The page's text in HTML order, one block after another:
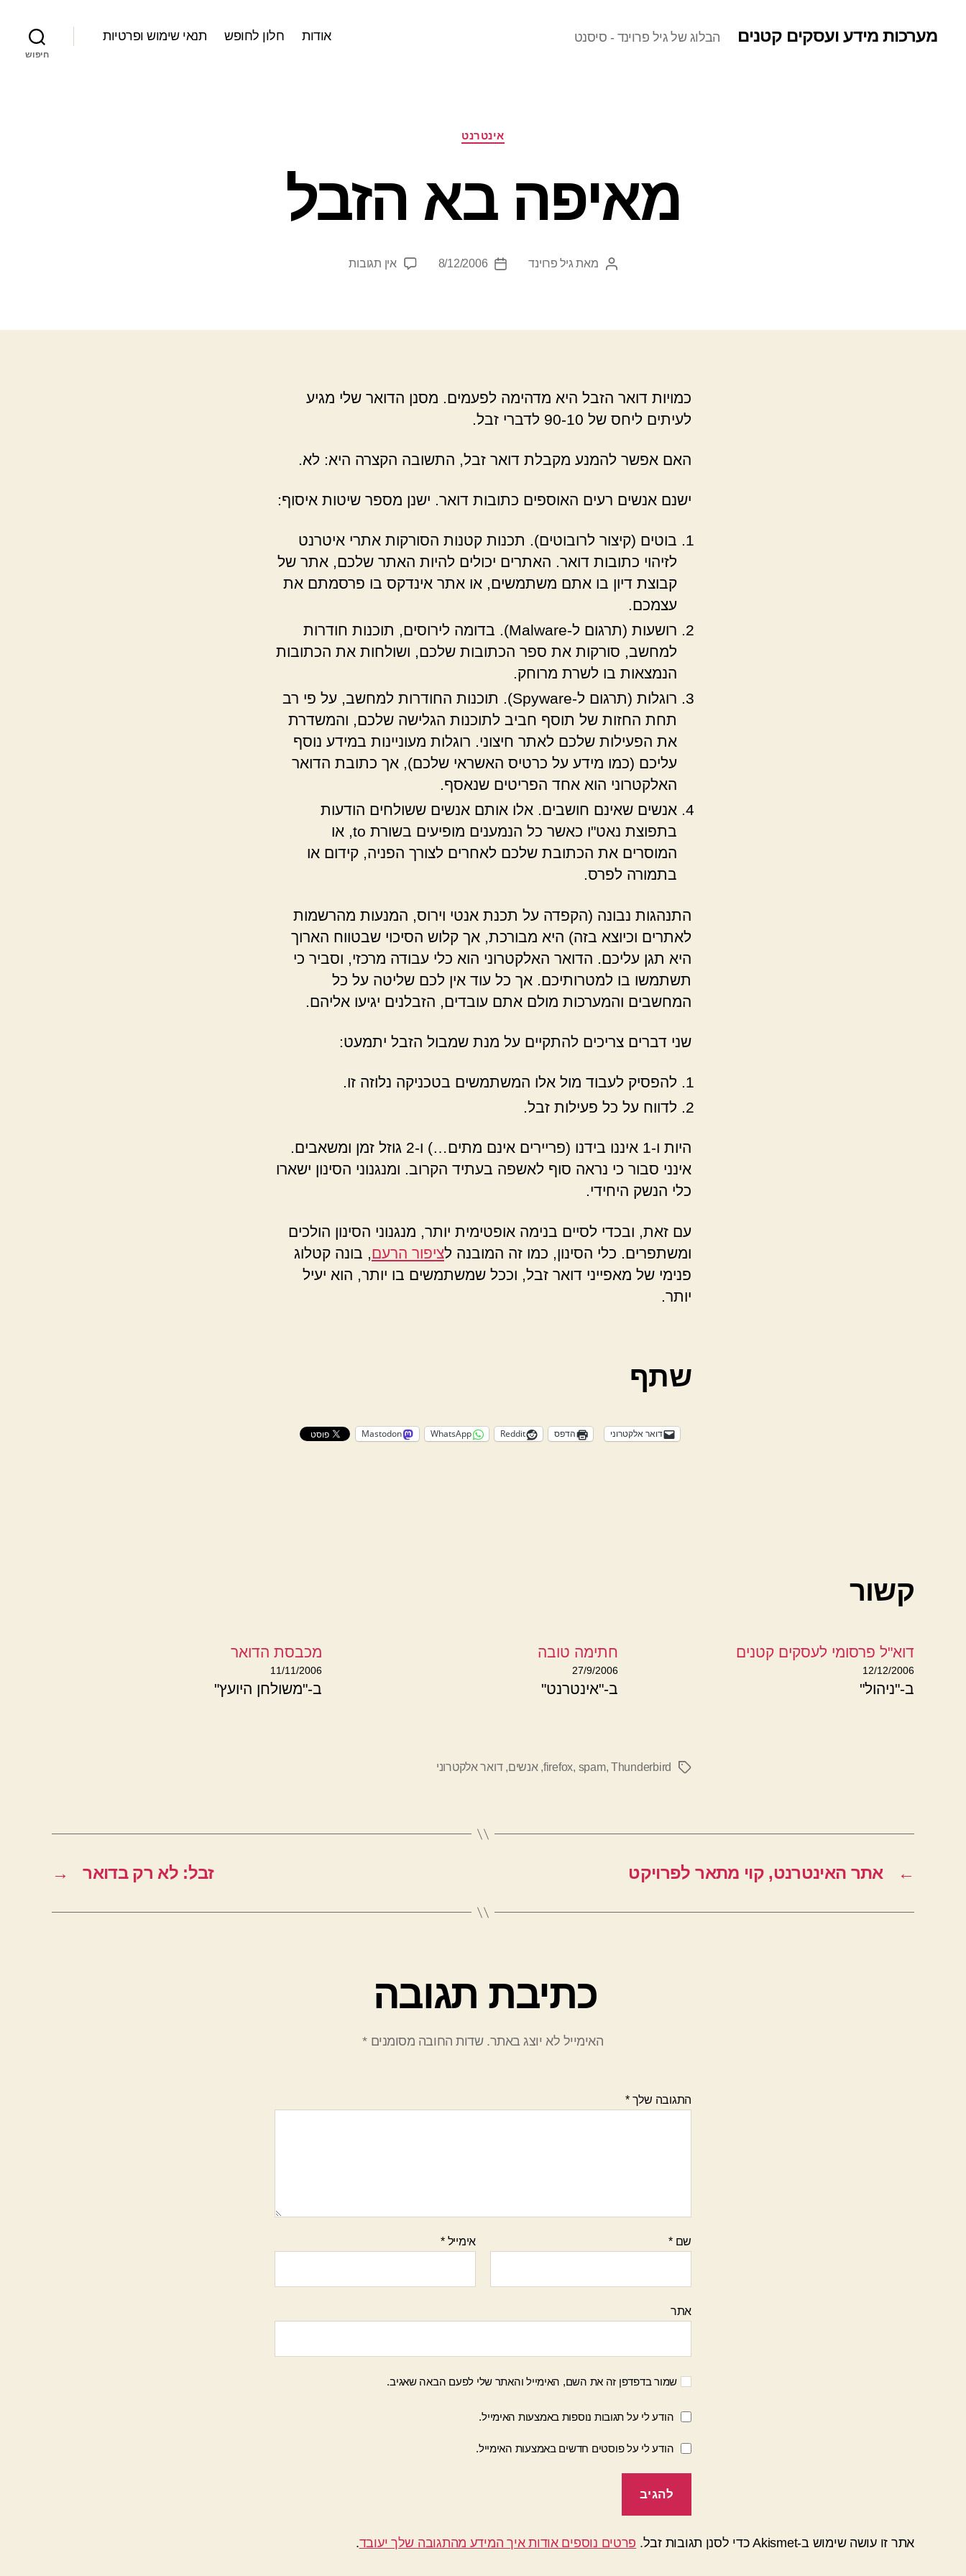
מערכות מידע ועסקים קטנים הבלוג של גיל פרוינד - סיסנט אודות חלון לחופש תנאי שימוש ופרטיות
חיפוש
קטגוריות
אינטרנט
מאיפה בא הזבל
המחבר
מאת גיל פרוינד
תאריך8/12/2006 אין תגובותעל
כמויות דואר הזבל היא מדהימה לפעמים. מסנן הדואר שלי מגיע
לעיתים ליחס של 90-10 לדברי זבל.
האם אפשר להמנע מקבלת דואר זבל, התשובה הקצרה היא: לא.
ישנם אנשים רעים האוספים כתובות דואר. ישנן מספר שיטות איסוף:
בוטים (קיצור לרובוטים). תכנות קטנות הסורקות אתרי איטרנט
לזיהוי כתובות דואר. האתרים יכולים להיות האתר שלכם, אתר של
קבוצת דיון בו אתם משתמשים, או אתר אינדקס בו פרסמתם את
עצמכם.
רושעות (תרגום ל-Malware). בדומה לירוסים, תוכנות חודרות
למחשב, סורקות את ספר הכתובות שלכם, ושולחות את הכתובות
הנמצאות בו לשרת מרוחק.
רוגלות (תרגום ל-Spyware). תוכנות החודרות למחשב, על פי רב
תחת החזות של תוסף חביב לתוכנות הגלישה שלכם, והמשדרת
את הפעילות שלכם לאתר חיצוני. רוגלות מעוניינות במידע נוסף
עליכם (כמו מידע על כרטיס האשראי שלכם), אך כתובת הדואר
האלקטרוני הוא אחד הפריטים שנאסף.
אנשים שאינם חושבים. אלו אותם אנשים ששולחים הודעות
בתפוצת נאט"ו כאשר כל הנמענים מופיעים בשורת to, או
המוסרים את הכתובת שלכם לאחרים לצורך הפניה, קידום או
בתמורה לפרס.
התנהגות נבונה (הקפדה על תכנת אנטי וירוס, המנעות מהרשמות
לאתרים וכיוצא בזה) היא מבורכת, אך קלוש הסיכוי שבטווח הארוך
היא תגן עליכם. הדואר האלקטרוני הוא כלי עבודה מרכזי, וסביר כי
תשתמשו בו למטרותיכם. אך כל עוד אין לכם שליטה על כל
המחשבים והמערכות מולם אתם עובדים, הזבלנים יגיעו אליהם.
שני דברים צריכים להתקיים על מנת שמבול הזבל יתמעט:
להפסיק לעבוד מול אלו המשתמשים בטכניקה נלוזה זו.
לדווח על כל פעילות זבל.
היות ו-1 איננו בידנו (פריירים אינם מתים…) ו-2 גוזל זמן ומשאבים.
אינני סבור כי נראה סוף לאשפה בעתיד הקרוב. ומנגנוני הסינון ישארו
כלי הנשק היחידי.
עם זאת, ובכדי לסיים בנימה אופטימית יותר, מנגנוני הסינון הולכים
ומשתפרים. כלי הסינון, כמו זה המובנה לציפור הרעם , בונה קטלוג
פנימי של מאפייני דואר זבל, וככל שמשתמשים בו יותר, הוא יעיל
יותר.
שתף
דואר אלקטרוני הדפס Reddit
WhatsApp
Mastodon
קשור
דוא"ל פרסומי לעסקים קטנים
12/12/2006
ב-"ניהול"
חתימה טובה
27/9/2006
ב-"אינטרנט"
מכבסת הדואר
11/11/2006
ב-"משולחן היועץ"
תגיות firefox, spam, Thunderbird
,אנשים,דואר אלקטרוני
← אתר האינטרנט, קוי מתאר לפרויקט → זבל: לא רק בדואר
כתיבת תגובה
האימייל לא יוצג באתר. שדות החובה מסומנים*
התגובה שלך*
שם* אימייל*
אתר
שמור בדפדפן זה את השם, האימייל והאתר שלי לפעם הבאה שאגיב.
הודע לי על תגובות נוספות באמצעות האימייל.
הודע לי על פוסטים חדשים באמצעות האימייל.
אתר זו עושה שימוש ב-Akismet כדי לסנן תגובות זבל. פרטים נוספים אודות איך המידע מהתגובה שלך יעובד.